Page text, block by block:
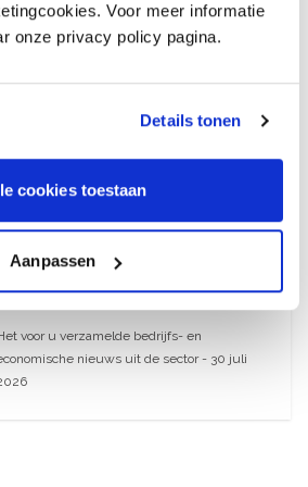
Voor meer informatie
onze privacy policy pagina.
Details tonen
cookies toestaan
Aanpassen
Alert Clothing,
webwinkels en
voor u verzamelde bedrijfs- en
nieuws uit de sector - 30 juli